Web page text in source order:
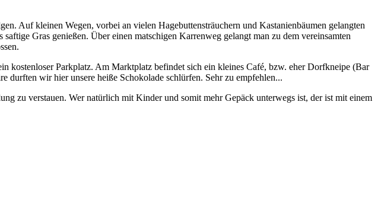
Auf kleinen Wegen, vorbei an vielen Hagebuttensträuchern und Kastanienbäumen gelangten
Gras genießen. Über einen matschigen Karrenweg gelangt man zu dem vereinsamten
kostenloser Parkplatz. Am Marktplatz befindet sich ein kleines Café, bzw. eher Dorfkneipe (Bar
wir hier unsere heiße Schokolade schlürfen. Sehr zu empfehlen...
zu verstauen. Wer natürlich mit Kinder und somit mehr Gepäck unterwegs ist, der ist mit einem